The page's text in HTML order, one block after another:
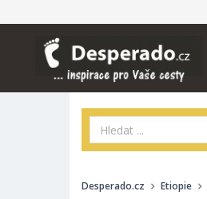
Desperado.cz Etiopie